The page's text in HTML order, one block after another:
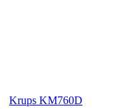
Krups KM760D